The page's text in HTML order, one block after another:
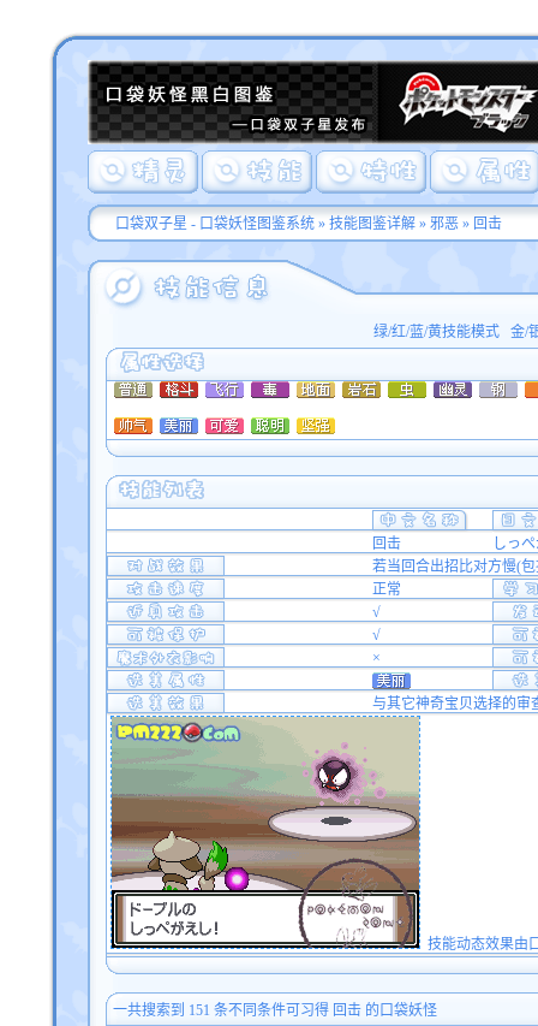
口袋双子星 - 口袋妖怪图鉴系统» 技能图鉴详解» 邪恶» 回击
绿/红/蓝/黄技能模式 金/
回击
しっ
若当回合出招比对方慢(
正常
√
√
×
与其它神奇宝贝选择的审
技能动态效果由
一共搜索到 151 条不同条件可习得 回击 的口袋妖怪